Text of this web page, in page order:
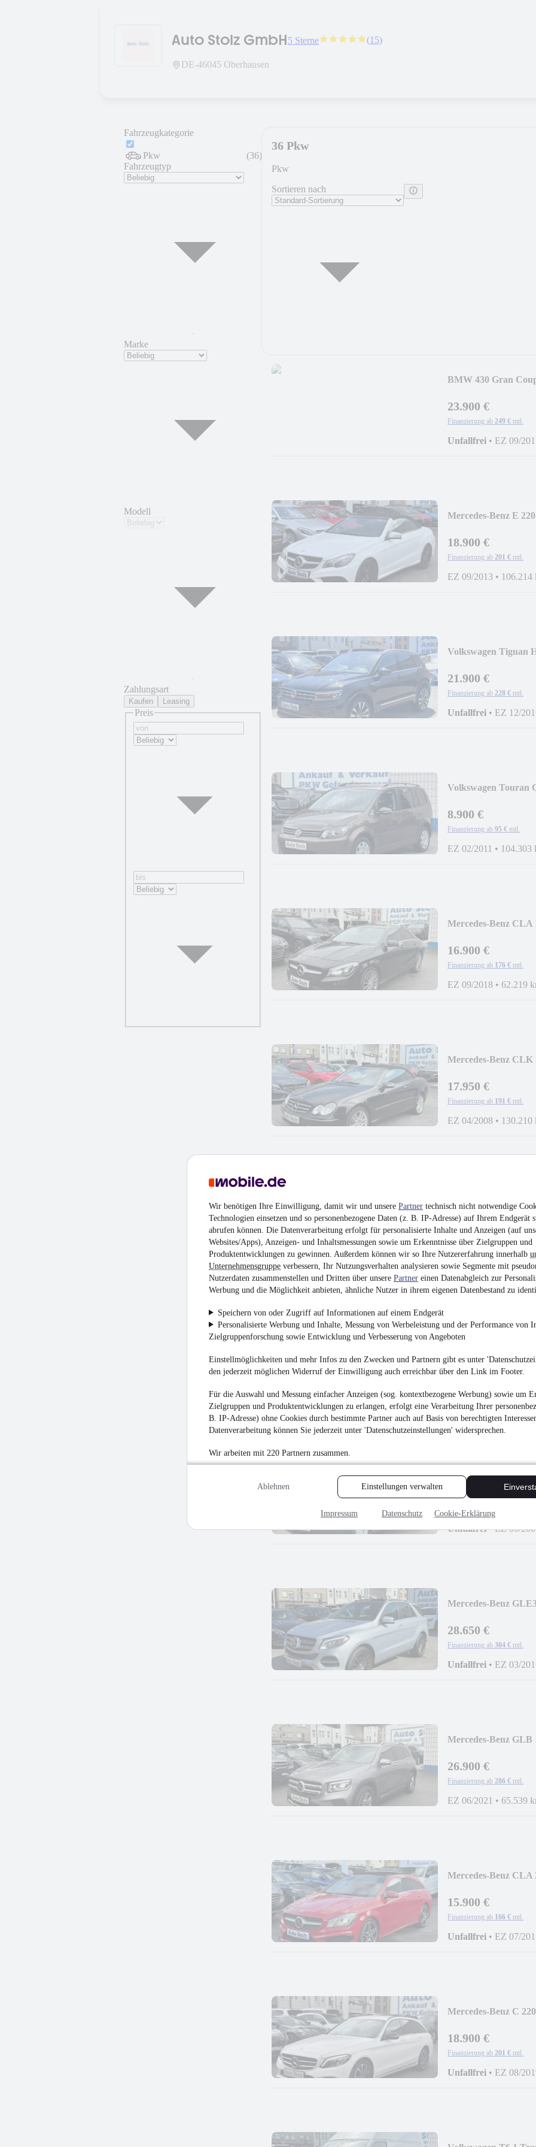
Wir benötigen Ihre Einwilligung, damit wir und unsere Partner technisch nicht notwendige
Technologien einsetzen und so personenbezogene Daten (z. B. IP-Adresse) auf Ihrem Endgerät
abrufen können. Die Datenverarbeitung erfolgt für personalisierte Inhalte und Anzeigen (auf
Websites/Apps), Anzeigen- und Inhaltsmessungen sowie um Erkenntnisse über Zielgruppen und
Produktentwicklungen zu gewinnen. Außerdem können wir so Ihre Nutzererfahrung innerhalb
Unternehmensgruppe verbessern, Ihr Nutzungsverhalten analysieren sowie Segmente mit
Nutzerdaten zusammenstellen und Dritten über unsere Partner einen Datenabgleich zur
Werbung und die Möglichkeit anbieten, ähnliche Nutzer in ihrem eigenen Datenbestand zu
Speichern von oder Zugriff auf Informationen auf einem Endgerät
Personalisierte Werbung und Inhalte, Messung von Werbeleistung und der Performance von
Zielgruppenforschung sowie Entwicklung und Verbesserung von Angeboten
Einstellmöglichkeiten und mehr Infos zu den Zwecken und Partnern gibt es unter
den jederzeit möglichen Widerruf der Einwilligung auch erreichbar über den Link im Footer.
Für die Auswahl und Messung einfacher Anzeigen (sog. kontextbezogene Werbung) sowie um
Zielgruppen und Produktentwicklungen zu erlangen, erfolgt eine Verarbeitung Ihrer
B. IP-Adresse) ohne Cookies durch bestimmte Partner auch auf Basis von berechtigten
Datenverarbeitung können Sie jederzeit unter 'Datenschutzeinstellungen' widersprechen.
Wir arbeiten mit 220 Partnern zusammen.
Ablehnen Einstellungen verwalten
Impressum Datenschutz Cookie-Erklärung
Auto Stolz GmbH5 Sterne (15)
DE-46045 Oberhausen
Fahrzeugkategorie
Pkw (36)
Fahrzeugtyp
Marke
Modell
Zahlungsart
Kaufen Leasing
Preis
36 Pkw
Pkw
Sortieren nach
BMW 430 Gran
23.900 €
Finanzierung ab 249 € mtl.
Unfallfrei • EZ 09/
Mercedes-Benz E
18.900 €
Finanzierung ab 201 € mtl.
EZ 09/2013 • 106.214
Volkswagen Tiguan
21.900 €
Finanzierung ab 228 € mtl.
Unfallfrei • EZ 12/
Volkswagen Touran
8.900 €
Finanzierung ab 95 € mtl.
EZ 02/2011 • 104.303
Mercedes-Benz
16.900 €
Finanzierung ab 176 € mtl.
EZ 09/2018 • 62.219
Mercedes-Benz
17.950 €
Finanzierung ab 191 € mtl.
EZ 04/2008 • 130.210
34.950 €
371 €
Unfallfrei• EZ 07/
NEU
Mercedes-
19.450 €
Finanzierung ab 207 € mtl.
EZ 07/2019 •54.663
Mercedes-Benz
17.850 €
Finanzierung ab
Unfallfrei•EZ 06/
Mercedes-Benz
28.650 €
Finanzierung ab 304 € mtl.
Unfallfrei • EZ 03/
Mercedes-Benz GLB
26.900 €
Finanzierung ab 286 € mtl.
EZ 06/2021 • 65.539
Mercedes-Benz
15.900 €
Finanzierung ab 166 € mtl.
Unfallfrei • EZ 07/
Mercedes-Benz C
18.900 €
Finanzierung ab 201 € mtl.
Unfallfrei • EZ 08/